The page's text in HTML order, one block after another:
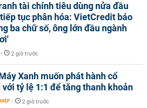
tài chính tiêu dùng nửa đầu
tục phân hóa: VietCredit báo
ba chữ số, ông lớn đầu ngành
- 2 giờ trước
Xanh muốn phát hành cổ
với tỷ lệ 1:1 để tăng thanh khoản
- 2 giờ trước